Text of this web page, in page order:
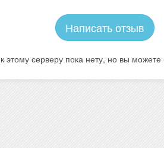
Написать отзыв
этому серверу пока нету, но вы